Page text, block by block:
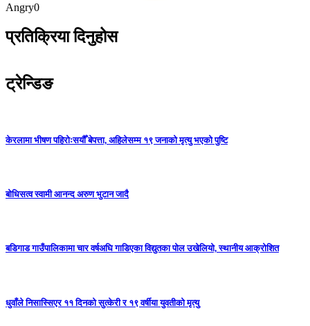
Angry0
प्रतिक्रिया दिनुहोस
ट्रेन्डिङ
केरलामा भीषण पहिरोःसयौँ बेपत्ता, अहिलेसम्म १९ जनाको मृत्यु भएको पुष्टि
बोधिसत्व स्वामी आनन्द अरुण भुटान जादै
बडिगाड गाउँपालिकामा चार वर्षअघि गाडिएका विद्युतका पोल उखेलियो, स्थानीय आक्रोशित
धुवाँले निसास्सिएर ११ दिनको सुत्केरी र १९ वर्षीया युवतीको मृत्यु